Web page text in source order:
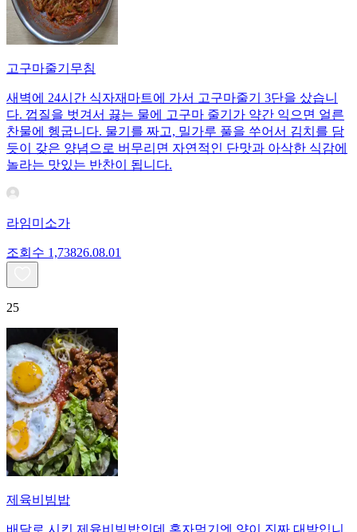
고구마줄기무침
새벽에 24시간 식자재마트에 가서 고구마줄기 3단을 샀습니
다. 껍질을 벗겨서 끓는 물에 고구마 줄기가 약간 익으면 얼른
찬물에 헹굽니다. 물기를 짜고, 밀가루 풀을 쑤어서 김치를 담
듯이 갖은 양념으로 버무리면 자연적인 단맛과 아삭한 식감에
놀라는 맛있는 반찬이 됩니다.
라임미소가
조회수 1,73826.08.01
25
제육비빔밥
배달로 시킨 제육비빔밥인데 혼자먹기엔 양이 진짜 대박입니